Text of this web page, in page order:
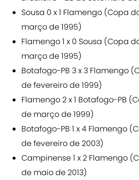
Sousa 0 x 1 Flamengo (Copa
março de 1995)
Flamengo 1 x 0 Sousa (Copa
março de 1995)
Botafogo-PB 3 x 3 Flamengo
de fevereiro de 1999)
Flamengo 2 x 1 Botafogo-PB
de março de 1999)
Botafogo-PB 1 x 4 Flamengo
de fevereiro de 2003)
Campinense 1 x 2 Flamengo
de maio de 2013)